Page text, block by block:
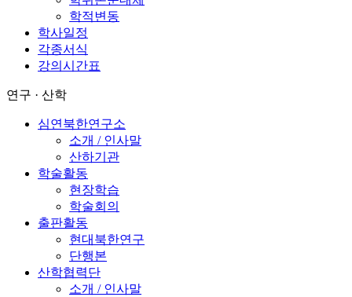
학적변동
학사일정
각종서식
강의시간표
연구 · 산학
심연북한연구소
소개 / 인사말
산하기관
학술활동
현장학습
학술회의
출판활동
현대북한연구
단행본
산학협력단
소개 / 인사말